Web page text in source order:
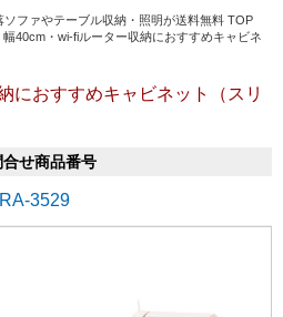
ファやテーブル収納・照明が送料無料 TOP
幅40cm・wi-fiルーター収納におすすめキャビネ
におすすめキャビネット（スリ
合せ商品番号
RA-3529